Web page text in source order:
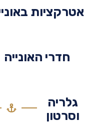
באונייה
חדרי האונייה